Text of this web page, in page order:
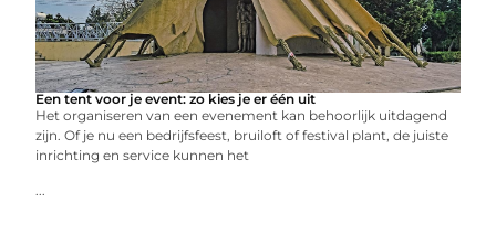
Een tent voor je event: zo kies je er één uit
Het organiseren van een evenement kan behoorlijk uitdagend
zijn. Of je nu een bedrijfsfeest, bruiloft of festival plant, de juiste
inrichting en service kunnen het
...